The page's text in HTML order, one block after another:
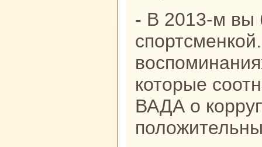
- В 2013-м вы были еще рабочий
которые
ВАДА о